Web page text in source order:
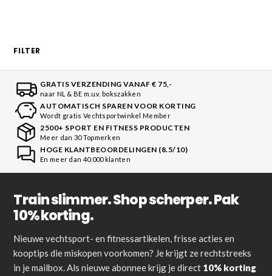
FILTER
GRATIS VERZENDING VANAF € 75,-
naar NL & BE m.u.v. bokszakken
AUTOMATISCH SPAREN VOOR KORTING
Wordt gratis Vechtsportwinkel Member
2500+ SPORT EN FITNESS PRODUCTEN
Meer dan 30 Topmerken
HOGE KLANTBEOORDELINGEN (8.5/10)
En meer dan 40.000 klanten
Train slimmer. Shop scherper. Pak
10% korting.
Nieuwe vechtsport- en fitnessartikelen, frisse acties en
kooptips die miskopen voorkomen? Je krijgt ze rechtstreeks
in je mailbox. Als nieuwe abonnee krijg je direct 10% korting